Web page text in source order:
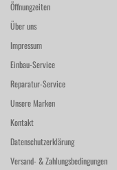
Öffnungzeiten
Über uns
Impressum
Einbau-Service
Reparatur-Service
Unsere Marken
Kontakt
Datenschutzerklärung
Versand- & Zahlungsbedingungen